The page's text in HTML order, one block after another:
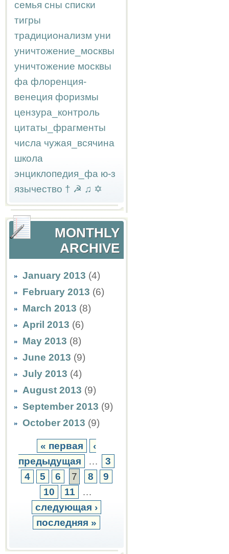
семья сны списки
тигры
традиционализм уни
уничтожение_москвы
уничтожение москвы
фа флоренция-
венеция форизмы
цензура_контроль
цитаты_фрагменты
числа чужая_всячина
школа
энциклопедия_фа ю-з
язычество † ☭ ♫ ✡
MONTHLY
ARCHIVE
January 2013 (4)
February 2013 (6)
March 2013 (8)
April 2013 (6)
May 2013 (8)
June 2013 (9)
July 2013 (4)
August 2013 (9)
September 2013 (9)
October 2013 (9)
« первая
‹
предыдущая
…
3
4
5 6 7 8
9
10
11
…
следующая ›
последняя »